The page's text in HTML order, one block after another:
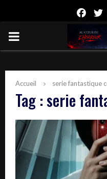
PRIMARY
Accueil serie fantastique
Tag : serie